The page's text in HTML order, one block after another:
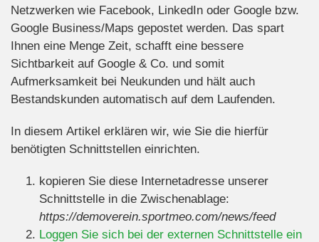
Netzwerken wie Facebook, LinkedIn oder Google bzw.
Google Business/Maps gepostet werden. Das spart
Ihnen eine Menge Zeit, schafft eine bessere
Sichtbarkeit auf Google & Co. und somit
Aufmerksamkeit bei Neukunden und hält auch
Bestandskunden automatisch auf dem Laufenden.
In diesem Artikel erklären wir, wie Sie die hierfür
benötigten Schnittstellen einrichten.
kopieren Sie diese Internetadresse unserer
Schnittstelle in die Zwischenablage:
https://demoverein.sportmeo.com/news/feed
Loggen Sie sich bei der externen Schnittstelle ein